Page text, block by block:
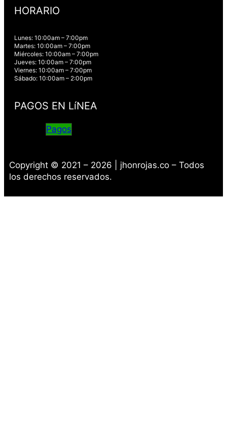
HORARIO
Lunes: 10:00am – 7:00pm
Martes: 10:00am – 7:00pm
Miércoles: 10:00am – 7:00pm
Jueves: 10:00am – 7:00pm
Viernes: 10:00am – 7:00pm
Sábado: 10:00am – 2:00pm
PAGOS EN LíNEA
Pagos
Copyright © 2021 – 2026 | jhonrojas.co – Todos
los derechos reservados.